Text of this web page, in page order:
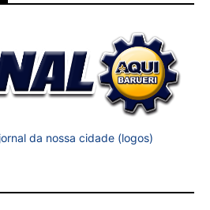
da nossa cidade (logos)